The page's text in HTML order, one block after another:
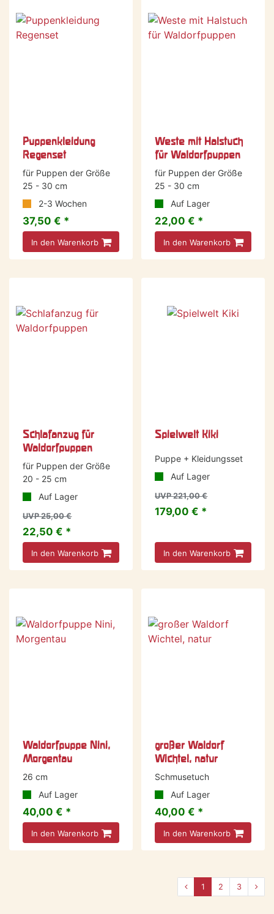
Puppenkleidung
Regenset
für Puppen der Größe
25 - 30 cm
2-3 Wochen
37,50 € *
In den Warenkorb
Weste mit Halstuch
für Waldorfpuppen
für Puppen der Größe
25 - 30 cm
Auf Lager
22,00 € *
In den Warenkorb
Schlafanzug für
Waldorfpuppen
für Puppen der Größe
20 - 25 cm
Auf Lager
UVP 25,00 €
22,50 € *
In den Warenkorb
-19 %
Spielwelt Kiki
Puppe + Kleidungsset
Auf Lager
UVP 221,00 €
179,00 € *
In den Warenkorb
Waldorfpuppe Nini,
Morgentau
26 cm
Auf Lager
40,00 € *
In den Warenkorb
großer Waldorf
Wichtel, natur
Schmusetuch
Auf Lager
40,00 € *
In den Warenkorb
1 2 3